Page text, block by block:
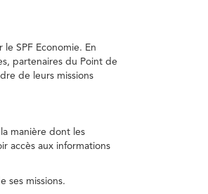
SPF Economie. En
partenaires du Point de
de leurs missions
manière dont les
accès aux informations
ses missions.